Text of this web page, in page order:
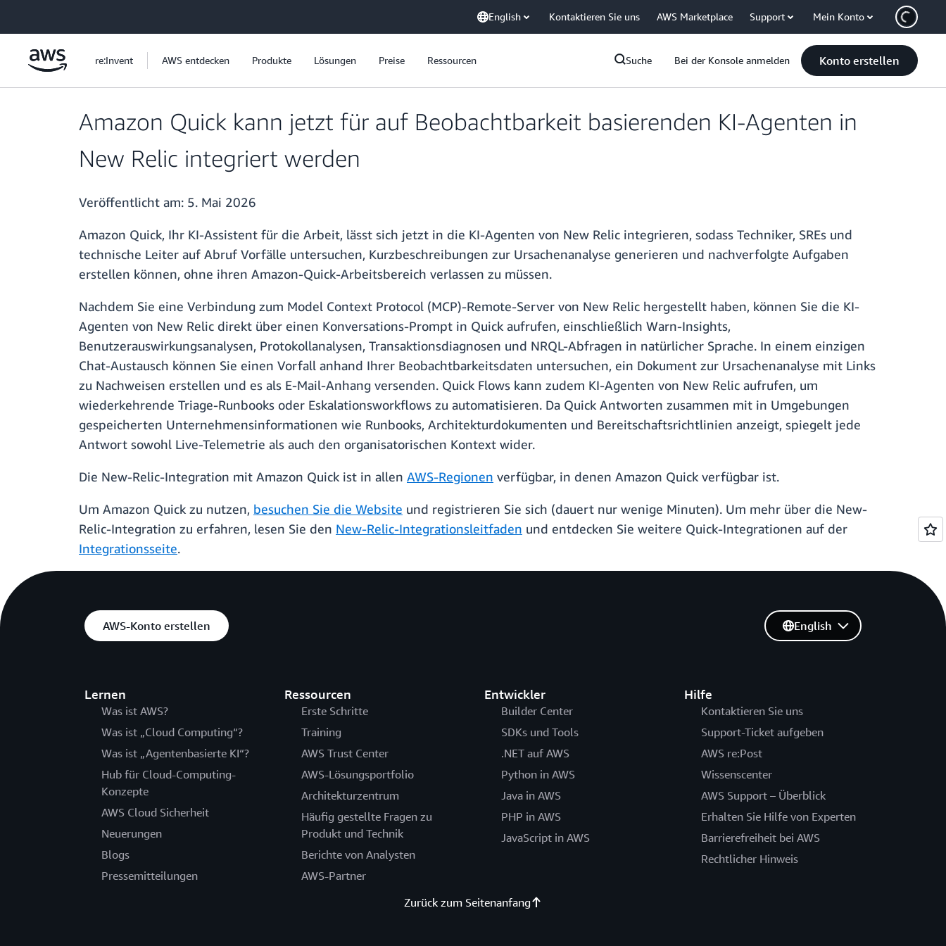
English Kontaktieren Sie uns AWS Marketplace Support Mein Konto
re:Invent AWS entdecken Produkte Lösungen Preise Ressourcen Suche Bei der Konsole anmelden Konto erstellen
Amazon Quick kann jetzt für auf Beobachtbarkeit basierenden KI-Agenten in
New Relic integriert werden
Veröffentlicht am: 5. Mai 2026
Amazon Quick, Ihr KI-Assistent für die Arbeit, lässt sich jetzt in die KI-Agenten von New Relic integrieren, sodass Techniker, SREs und
technische Leiter auf Abruf Vorfälle untersuchen, Kurzbeschreibungen zur Ursachenanalyse generieren und nachverfolgte Aufgaben
erstellen können, ohne ihren Amazon-Quick-Arbeitsbereich verlassen zu müssen.
Nachdem Sie eine Verbindung zum Model Context Protocol (MCP)-Remote-Server von New Relic hergestellt haben, können Sie die KI-
Agenten von New Relic direkt über einen Konversations-Prompt in Quick aufrufen, einschließlich Warn-Insights,
Benutzerauswirkungsanalysen, Protokollanalysen, Transaktionsdiagnosen und NRQL-Abfragen in natürlicher Sprache. In einem einzigen
Chat-Austausch können Sie einen Vorfall anhand Ihrer Beobachtbarkeitsdaten untersuchen, ein Dokument zur Ursachenanalyse mit Links
zu Nachweisen erstellen und es als E-Mail-Anhang versenden. Quick Flows kann zudem KI-Agenten von New Relic aufrufen, um
wiederkehrende Triage-Runbooks oder Eskalationsworkflows zu automatisieren. Da Quick Antworten zusammen mit in Umgebungen
gespeicherten Unternehmensinformationen wie Runbooks, Architekturdokumenten und Bereitschaftsrichtlinien anzeigt, spiegelt jede
Antwort sowohl Live-Telemetrie als auch den organisatorischen Kontext wider.
Die New-Relic-Integration mit Amazon Quick ist in allen AWS-Regionen verfügbar, in denen Amazon Quick verfügbar ist.
Um Amazon Quick zu nutzen, besuchen Sie die Website und registrieren Sie sich (dauert nur wenige Minuten). Um mehr über die New-
Relic-Integration zu erfahren, lesen Sie den New-Relic-Integrationsleitfaden und entdecken Sie weitere Quick-Integrationen auf der
Integrationsseite.
AWS-Konto erstellen
Lernen
Was ist AWS?
Was ist „Cloud Computing“?
Was ist „Agentenbasierte KI“?
Hub für Cloud-Computing-
Konzepte
AWS Cloud Sicherheit
Neuerungen
Blogs
Pressemitteilungen
Ressourcen
Erste Schritte
Training
AWS Trust Center
AWS-Lösungsportfolio
Architekturzentrum
Häufig gestellte Fragen zu
Produkt und Technik
Berichte von Analysten
AWS-Partner
Entwickler
Builder Center
SDKs und Tools
.NET auf AWS
Python in AWS
Java in AWS
PHP in AWS
JavaScript in AWS
Hilfe
Kontaktieren Sie uns
Support-Ticket aufgeben
AWS re:Post
Wissenscenter
AWS Support – Überblick
Erhalten Sie Hilfe von Experten
Barrierefreiheit bei AWS
Rechtlicher Hinweis
English
Zurück zum Seitenanfang